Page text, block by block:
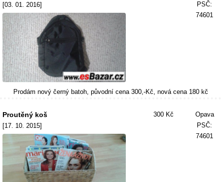
[03. 01. 2016]
PSČ:
74601
Prodám nový černý batoh, původní cena 300,-Kč, nová cena 180 kč
Proutěný koš
[17. 10. 2015]
300 Kč
Opava
PSČ:
74601